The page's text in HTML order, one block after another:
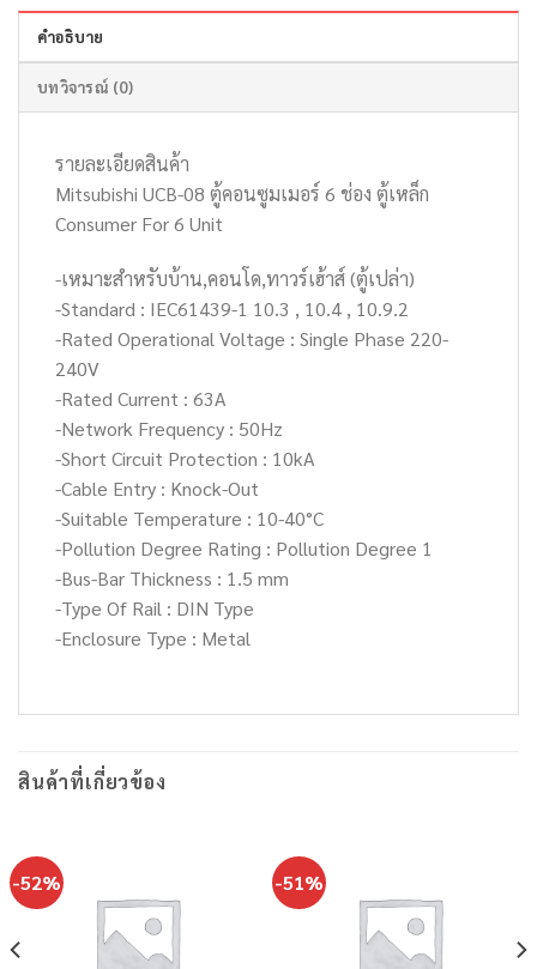
คำอธิบาย
บทวิจารณ์ (0)
รายละเอียดสินค้า
Mitsubishi UCB-08 ตู้คอนซูมเมอร์ 6 ช่อง ตู้เหล็ก
Consumer For 6 Unit
-เหมาะสำหรับบ้าน,คอนโด,ทาวร์เฮ้าส์ (ตู้เปล่า)
-Standard : IEC61439-1 10.3 , 10.4 , 10.9.2
-Rated Operational Voltage : Single Phase 220-
240V
-Rated Current : 63A
-Network Frequency : 50Hz
-Short Circuit Protection : 10kA
-Cable Entry : Knock-Out
-Suitable Temperature : 10-40°C
-Pollution Degree Rating : Pollution Degree 1
-Bus-Bar Thickness : 1.5 mm
-Type Of Rail : DIN Type
-Enclosure Type : Metal
สินค้าที่เกี่ยวข้อง
-52% -51%